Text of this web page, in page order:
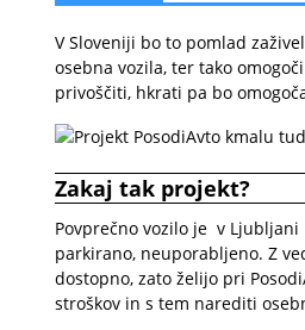
V Sloveniji bo to pomlad
osebna vozila, ter tako
privoščiti, hkrati pa bo
Zakaj tak projekt?
Povprečno vozilo je v
parkirano, neuporabljeno. Z
dostopno, zato želijo pri
stroškov in s tem narediti